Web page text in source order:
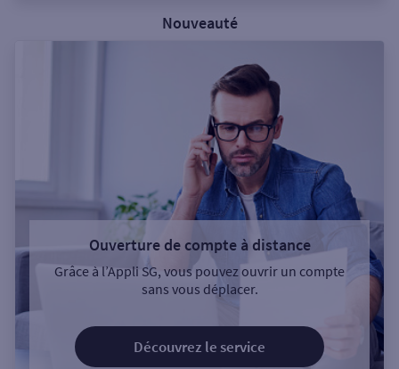
Nouveauté
Ouverture de compte à distance
Grâce à l’Appli SG, vous pouvez ouvrir un compte
sans vous déplacer.
Découvrez le service